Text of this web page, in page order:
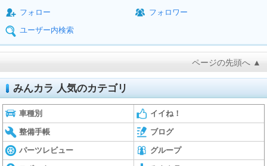
フォロー
フォロワー
ユーザー内検索
ページの先頭へ ▲
みんカラ 人気のカテゴリ
車種別 イイね！
整備手帳 ブログ
パーツレビュー グループ